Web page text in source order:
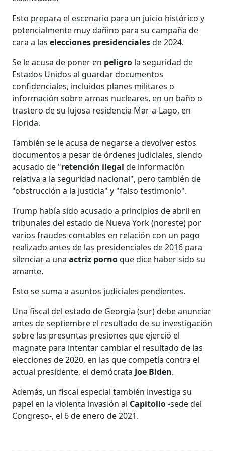
Esto prepara el escenario para un juicio histórico y
potencialmente muy dañino para su campaña de
cara a laselecciones presidencialesde 2024.
Se le acusa de poner en peligro la seguridad de
Estados Unidos al guardar documentos
confidenciales, incluidos planes militares o
información sobre armas nucleares, en un baño o
trastero de su lujosa residencia Mar-a-Lago, en
Florida.
También se le acusa de negarse a devolver estos
documentos a pesar de órdenes judiciales, siendo
acusado de "retención ilegal de información
relativa a la seguridad nacional", pero también de
"obstrucción a la justicia" y "falso testimonio".
Trump había sido acusado a principios de abril en
tribunales del estado de Nueva York (noreste) por
varios fraudes contables en relación con un pago
realizado antes de las presidenciales de 2016 para
silenciar a una actriz pornoque dice haber sido su
amante.
Esto se suma a asuntos judiciales pendientes.
Una fiscal del estado de Georgia (sur) debe anunciar
antes de septiembre el resultado de su investigación
sobre las presuntas presiones que ejerció el
magnate para intentar cambiar el resultado de las
elecciones de 2020, en las que competía contra el
actual presidente, el demócrata Joe Biden.
Además, un fiscal especial también investiga su
papel en la violenta invasión al Capitolio-sede del
Congreso-, el 6 de enero de 2021.